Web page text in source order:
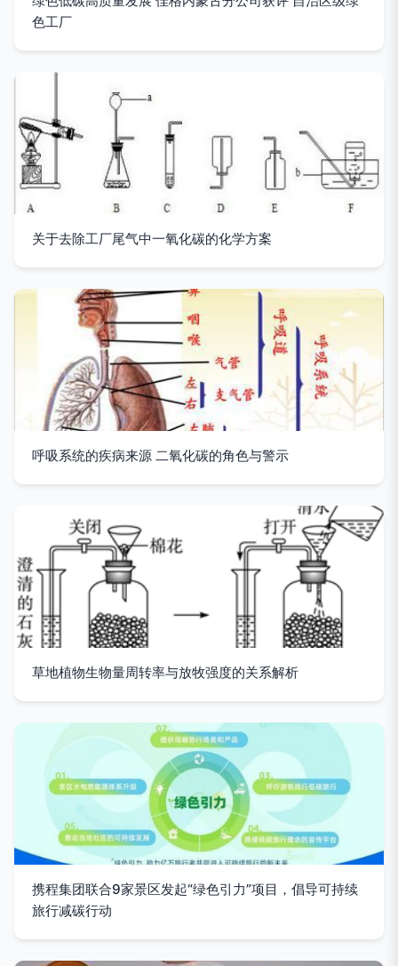
色工厂
关于去除工厂尾气中一氧化碳的化学方案
呼吸系统的疾病来源 二氧化碳的角色与警示
草地植物生物量周转率与放牧强度的关系解析
携程集团联合9家景区发起“绿色引力”项目，倡导可持续
旅行减碳行动